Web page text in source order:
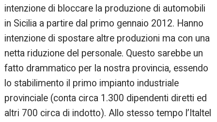
intenzione di bloccare la produzione di automobili
in Sicilia a partire dal primo gennaio 2012. Hanno
intenzione di spostare altre produzioni ma con una
netta riduzione del personale. Questo sarebbe un
fatto drammatico per la nostra provincia, essendo
lo stabilimento il primo impianto industriale
provinciale (conta circa 1.300 dipendenti diretti ed
altri 700 circa di indotto). Allo stesso tempo l’Italtel